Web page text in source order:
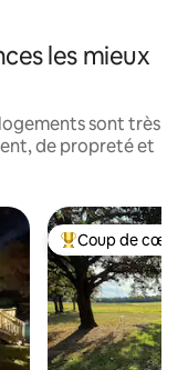
les mieux
sont très
de propreté et
Coups de cœur
Coup de cœur